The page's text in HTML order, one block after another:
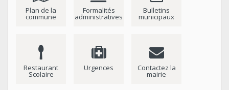
Plan de la
commune
Formalités
administratives
Bulletins
municipaux
Restaurant
Scolaire
Urgences Contactez la
mairie